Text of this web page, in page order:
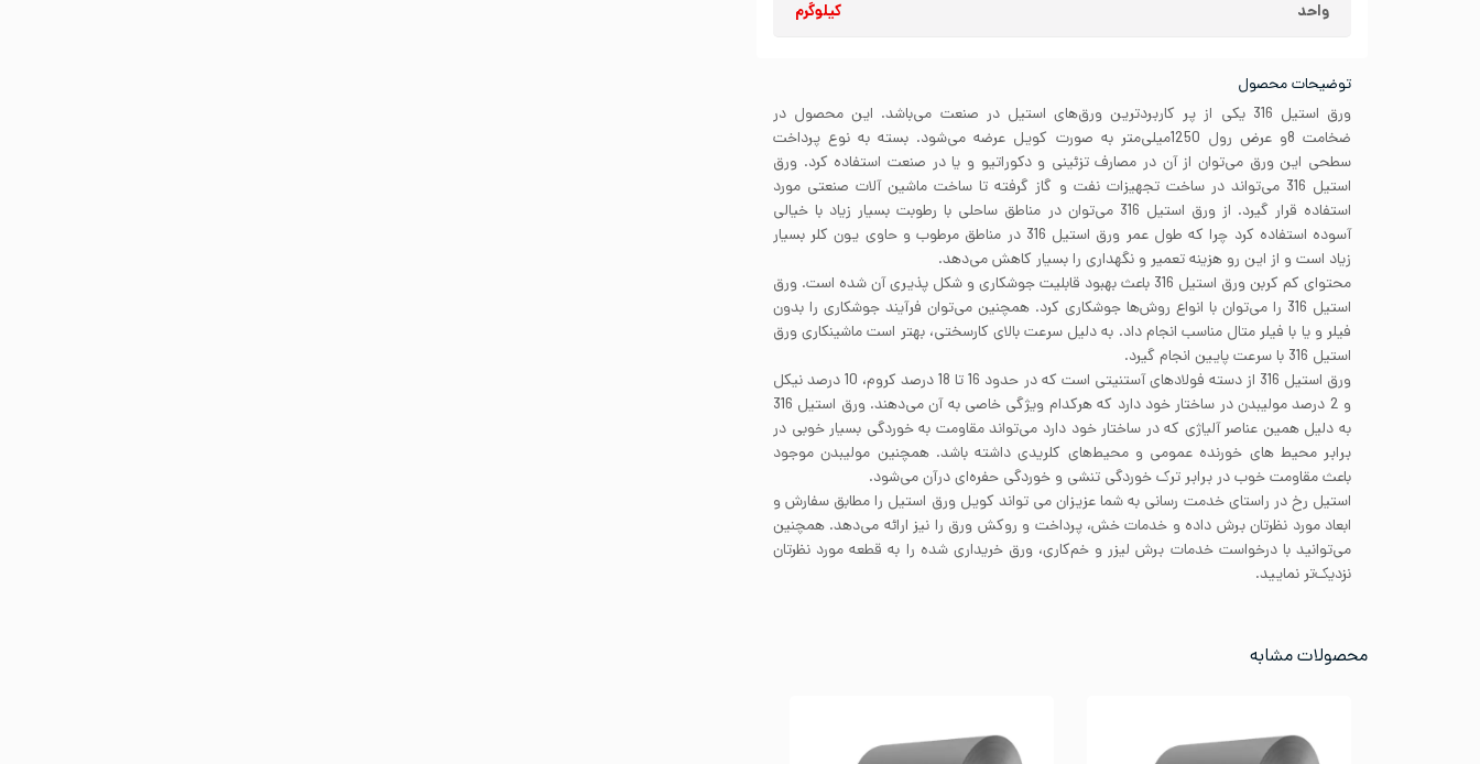
واحد کیلوگرم
توضیحات محصول
ورق استیل 316 یکی از پر کاربردترین ورق‌های استیل در صنعت می‌باشد. این محصول در
ضخامت 8و عرض رول 1250میلی‌متر به صورت کویل عرضه می‌شود. بسته به نوع پرداخت
سطحی این ورق می‌توان از آن در مصارف تزئینی و دکوراتیو و یا در صنعت استفاده کرد. ورق
استیل 316 می‌تواند در ساخت تجهیزات نفت و گاز گرفته تا ساخت ماشین آلات صنعتی مورد
استفاده قرار گیرد. از ورق استیل 316 می‌توان در مناطق ساحلی با رطوبت بسیار زیاد با خیالی
آسوده استفاده کرد چرا که طول عمر ورق استیل 316 در مناطق مرطوب و حاوی یون کلر بسیار
زیاد است و از این رو هزینه تعمیر و نگهداری را بسیار کاهش می‌دهد.
محتوای کم کربن ورق استیل 316 باعث بهبود قابلیت جوشکاری و شکل پذیری آن شده است. ورق
استیل 316 را می‌توان با انواع روش‌ها جوشکاری کرد. همچنین می‌توان فرآیند جوشکاری را بدون
فیلر و یا با فیلر متال مناسب انجام داد. به دلیل سرعت بالای کارسختی، بهتر است ماشینکاری ورق
استیل 316 با سرعت پایین انجام گیرد.
ورق استیل 316 از دسته فولادهای آستنیتی است که در حدود 16 تا 18 درصد کروم، 10 درصد نیکل
و 2 درصد مولیبدن در ساختار خود دارد که هرکدام ویژگی خاصی به آن می‌دهند. ورق استیل 316
به دلیل همین عناصر آلیاژی که در ساختار خود دارد می‌تواند مقاومت به خوردگی بسیار خوبی در
برابر محیط های خورنده عمومی و محیط‌های کلریدی داشته باشد. همچنین مولیبدن موجود
باعث مقاومت خوب در برابر ترک خوردگی تنشی و خوردگی حفره‌ای درآن می‌‌شود.
استیل رخ در راستای خدمت رسانی به شما عزیزان می تواند کویل ورق استیل را مطابق سفارش و
ابعاد مورد نظرتان برش داده و خدمات خش، پرداخت و روکش ورق را نیز ارائه می‌دهد. همچنین
می‌توانید با درخواست خدمات برش لیزر و خم‌کاری، ورق خریداری شده را به قطعه مورد نظرتان
نزدیک‌تر نمایید.
محصولات مشابه